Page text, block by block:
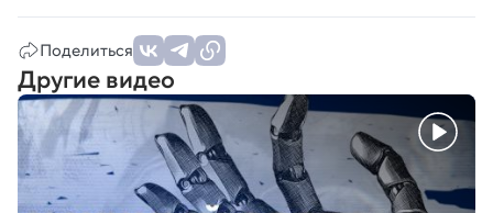
Поделиться
Другие видео